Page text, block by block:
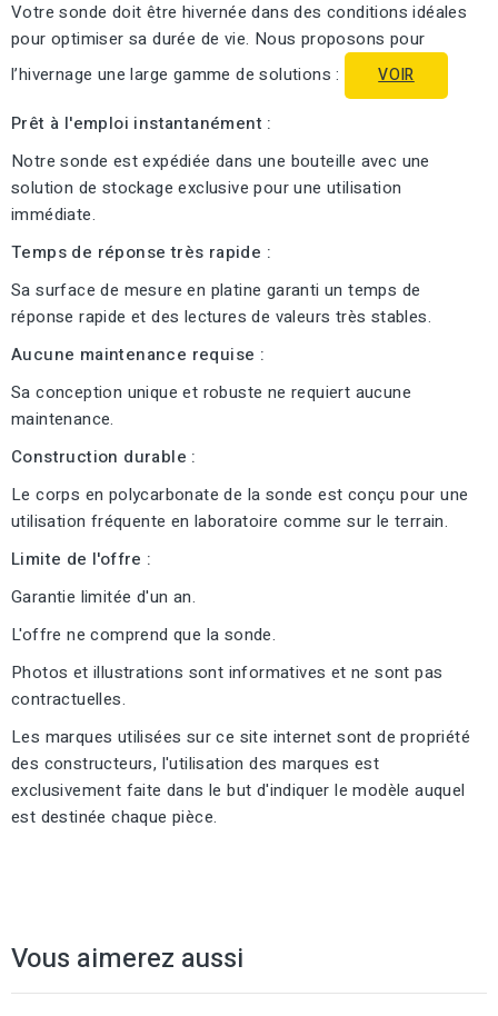
Votre sonde doit être hivernée dans des conditions idéales
pour optimiser sa durée de vie. Nous proposons pour
l’hivernage une large gamme de solutions :
VOIR
Prêt à l'emploi instantanément :
Notre sonde est expédiée dans une bouteille avec une
solution de stockage exclusive pour une utilisation
immédiate.
Temps de réponse très rapide :
Sa surface de mesure en platine garanti un temps de
réponse rapide et des lectures de valeurs très stables.
Aucune maintenance requise :
Sa conception unique et robuste ne requiert aucune
maintenance.
Construction durable :
Le corps en polycarbonate de la sonde est conçu pour une
utilisation fréquente en laboratoire comme sur le terrain.
Limite de l'offre :
Garantie limitée d'un an.
L'offre ne comprend que la sonde.
Photos et illustrations sont informatives et ne sont pas
contractuelles.
Les marques utilisées sur ce site internet sont de propriété
des constructeurs, l'utilisation des marques est
exclusivement faite dans le but d'indiquer le modèle auquel
est destinée chaque pièce.
Vous aimerez aussi